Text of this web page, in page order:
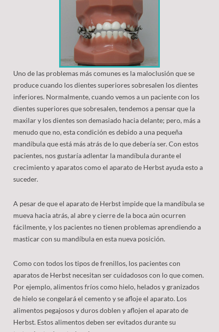
Uno de las problemas más comunes es la maloclusión que se
produce cuando los dientes superiores sobresalen los dientes
inferiores. Normalmente, cuando vemos a un paciente con los
dientes superiores que sobresalen, tendemos a pensar que la
maxilar y los dientes son demasiado hacia delante; pero, más a
menudo que no, esta condición es debido a una pequeña
mandíbula que está más atrás de lo que debería ser. Con estos
pacientes, nos gustaría adlentar la mandíbula durante el
crecimiento y aparatos como el aparato de Herbst ayuda esto a
suceder.
A pesar de que el aparato de Herbst impide que la mandíbula se
mueva hacia atrás, al abre y cierre de la boca aún ocurren
fácilmente, y los pacientes no tienen problemas aprendiendo a
masticar con su mandíbula en esta nueva posición.
Como con todos los tipos de frenillos, los pacientes con
aparatos de Herbst necesitan ser cuidadosos con lo que comen.
Por ejemplo, alimentos fríos como hielo, helados y granizados
de hielo se congelará el cemento y se afloje el aparato. Los
alimentos pegajosos y duros doblen y aflojen el aparato de
Herbst. Estos alimentos deben ser evitados durante su